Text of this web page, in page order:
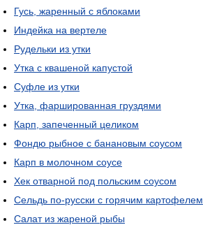
Гусь, жаренный с яблоками
Индейка на вертеле
Рудельки из утки
Утка с квашеной капустой
Суфле из утки
Утка, фаршированная груздями
Карп, запеченный целиком
Фондю рыбное с банановым соусом
Карп в молочном соусе
Хек отварной под польским соусом
Сельдь по-русски с горячим картофелем
Салат из жареной рыбы